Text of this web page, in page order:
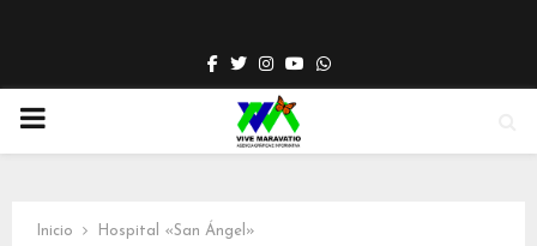
Facebook
TwitterInstagram
YoutubeWhatsapp
PRIMARY
Inicio Hospital «San Ángel»